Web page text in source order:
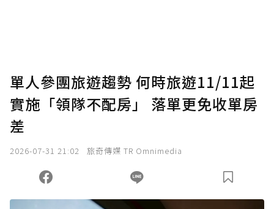
確認送出
您當前剩餘 U 利點數：0點；前往 購買點數
單人參團旅遊趨勢 何時旅遊11/11起
實施「領隊不配房」 落單更免收單房
差
2026-07-31 21:02 旅奇傳媒 TR Omnimedia